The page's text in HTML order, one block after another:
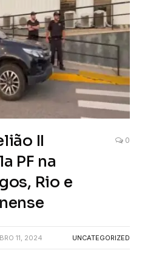
II
PF na
Rio e
0
11, 2024 UNCATEGORIZED